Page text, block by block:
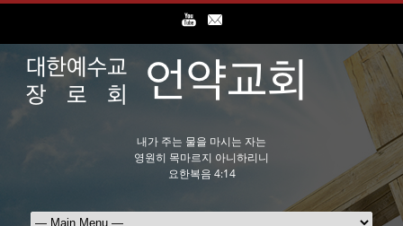
내가 주는 물을 마시는 자는
영원히 목마르지 아니하리니
요한복음 4:14